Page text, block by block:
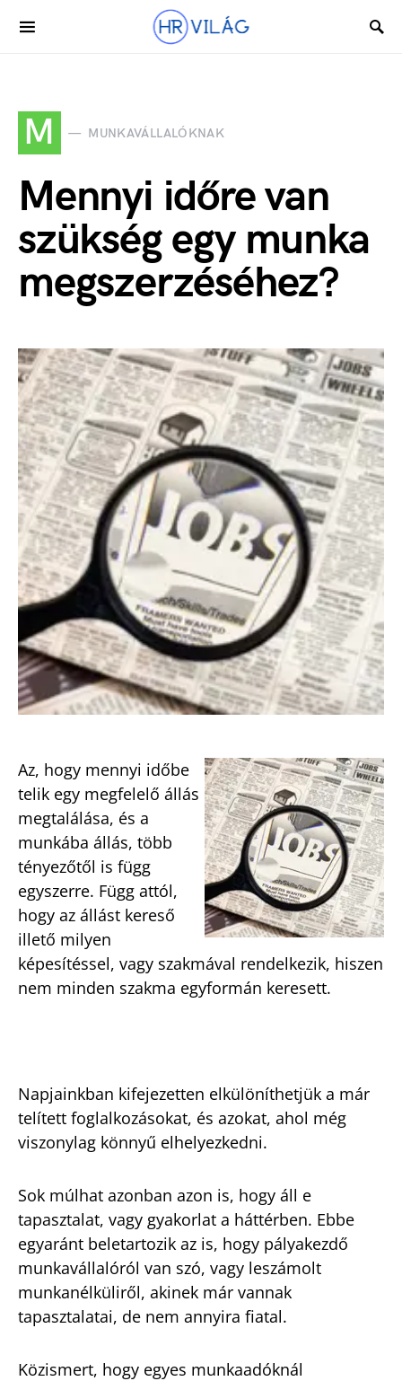
M MUNKAVÁLLALÓKNAK
Mennyi időre van
szükség egy munka
megszerzéséhez?
Az, hogy mennyi időbe
telik egy megfelelő állás
megtalálása, és a
munkába állás, több
tényezőtől is függ
egyszerre. Függ attól,
hogy az állást kereső
illető milyen
képesítéssel, vagy szakmával rendelkezik, hiszen
nem minden szakma egyformán keresett.
Napjainkban kifejezetten elkülöníthetjük a már
telített foglalkozásokat, és azokat, ahol még
viszonylag könnyű elhelyezkedni.
Sok múlhat azonban azon is, hogy áll e
tapasztalat, vagy gyakorlat a háttérben. Ebbe
egyaránt beletartozik az is, hogy pályakezdő
munkavállalóról van szó, vagy leszámolt
munkanélküliről, akinek már vannak
tapasztalatai, de nem annyira fiatal.
Közismert, hogy egyes munkaadóknál